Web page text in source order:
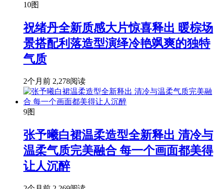
10图
祝绪丹全新质感大片惊喜释出 暖棕场
景搭配利落造型演绎冷艳飒爽的独特
气质
2个月前 2,278阅读
9图
张予曦白裙温柔造型全新释出 清冷与
温柔气质完美融合 每一个画面都美得
让人沉醉